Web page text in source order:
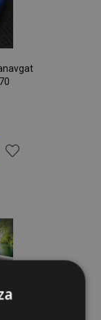
lista
desideri